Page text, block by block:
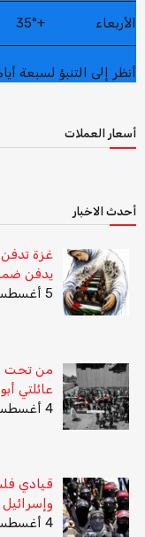
الأربعاء +
35°
أنظر إلى التنبؤ لسبعة
أسعار العملات
أحدث الاخبار
غزة تدفن
يدفن
5 أغسطس، 2026
من تحت
عائلتي
4 أغسطس، 2026
قيادي
4 أغسطس، 2026